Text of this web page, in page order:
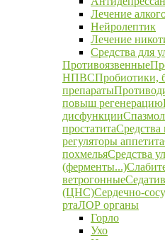
Лечение
Нейролептик
Лечение
Средства для
Противоязвенные
НПВСПробиотики,
препараты
повыш регенерацию
дисфункции
простатита
регуляторы аппетита
похмельяСредства
(ферменты...)
ветрогонные
(ЦНС)Сердечно-
ртаЛОР органы
Горло
Ухо